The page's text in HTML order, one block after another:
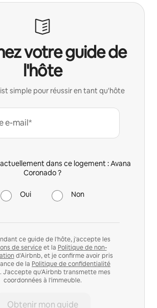
votre guide de
l'hôte
simple pour réussir en tant qu'hôte
e-mail*
dans ce logement : Avana
Coronado ?
Oui Non
ce guide de l'hôte, j'accepte les
de serviceet la Politique de non-
d'Airbnb, et je confirme avoir pris
de la Politique de confidentialité
J'accepte qu'Airbnb transmette mes
coordonnées à l'immeuble.
Obtenir mon guide